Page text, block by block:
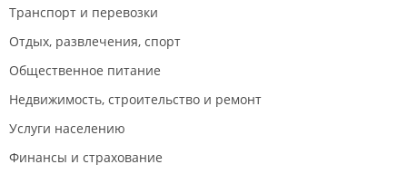
Транспорт и перевозки
Отдых, развлечения, спорт
Общественное питание
Недвижимость, строительство и ремонт
Услуги населению
Финансы и страхование